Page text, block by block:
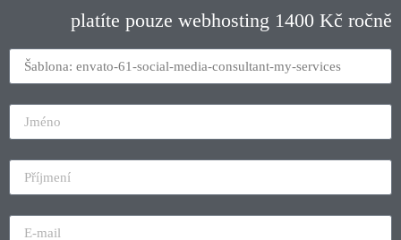
platíte pouze webhosting 1400 Kč ročně